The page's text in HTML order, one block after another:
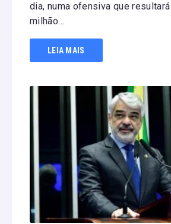
dia, numa ofensiva que
milhão...
LEIA MAIS